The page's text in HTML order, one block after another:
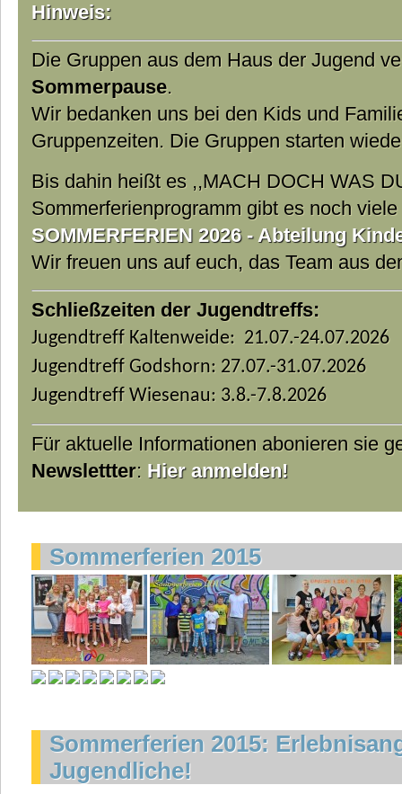
Hinweis:
Die Gruppen aus dem Haus der Jugend
Sommerpause.
Wir bedanken uns bei den Kids und
Gruppenzeiten. Die Gruppen starten
Bis dahin heißt es ,,MACH DOCH WAS
Sommerferienprogramm gibt es noch
SOMMERFERIEN 2026 - Abteilung
Wir freuen uns auf euch, das Team aus
Schließzeiten der Jugendtreffs:
Jugendtreff Kaltenweide: 21.07.-24.07.2026
Jugendtreff Godshorn: 27.07.-31.07.2026
Jugendtreff Wiesenau: 3.8.-7.8.2026
Für aktuelle Informationen abonieren sie
Newslettter: Hier anmelden!
Sommerferien 2015
Sommerferien 2015:
Jugendliche!